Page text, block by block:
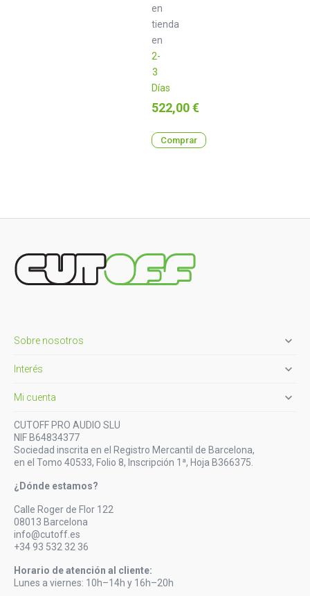
en
tienda
en
2-
3
Días
Precio
522,00 €
Comprar
Sobre nosotros 
Interés 
Mi cuenta 
CUTOFF PRO AUDIO SLU
NIF B64834377
Sociedad inscrita en el Registro Mercantil de Barcelona,
en el Tomo 40533, Folio 8, Inscripción 1ª, Hoja B366375.
¿Dónde estamos?
Calle Roger de Flor 122
08013 Barcelona
info@cutoff.es
+34 93 532 32 36
Horario de atención al cliente:
Lunes a viernes: 10h–14h y 16h–20h